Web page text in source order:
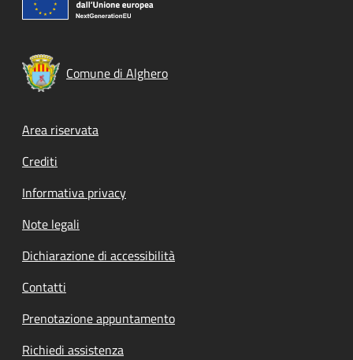
Comune di Alghero
Footer menu
Area riservata
Crediti
Informativa privacy
Note legali
Dichiarazione di accessibilità
Contatti
Prenotazione appuntamento
Richiedi assistenza